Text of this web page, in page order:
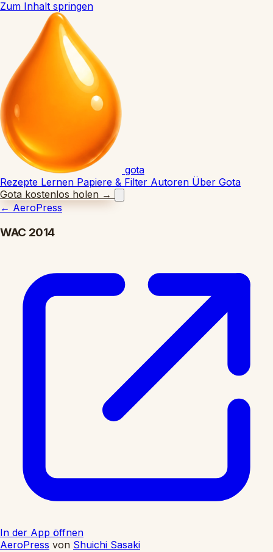
Zum Inhalt springen
gota
Rezepte Lernen Papiere & Filter Autoren Über Gota
Gota kostenlos holen →
← AeroPress
WAC 2014
In der App öffnen
AeroPress von Shuichi Sasaki